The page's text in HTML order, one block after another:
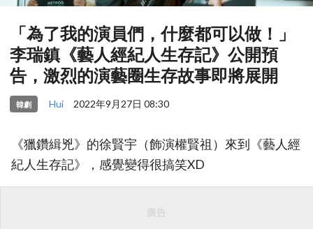
「為了我的演員們，什麼都可以做！」
李瑞鎮《藝人經紀人生存記》公開預
告，激烈的演藝圈生存故事即將展開
韓劇 Hui 2022年9月27日 08:30
《獵鑽緝兇》的徐賢宇（飾演權賢祖）來到《藝人經
紀人生存記》，感覺變得很搞笑XD
廣告